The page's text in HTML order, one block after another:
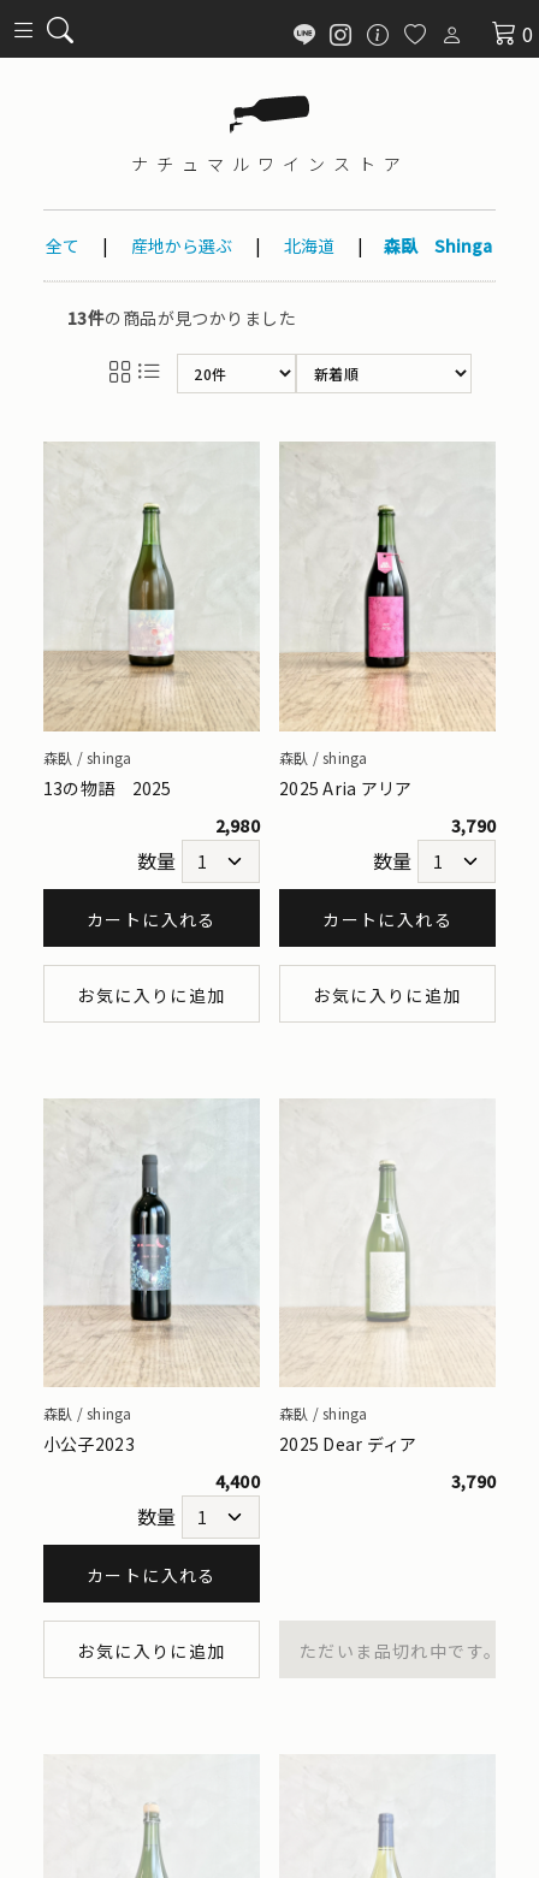
0
ナチュマル ワインストア
全て | 産地から選ぶ | 北海道 | 森臥 Shinga
13件の商品が見つかりました
森臥 / shinga
13の物語 2025
2,980
数量
カートに入れる
お気に入りに追加
森臥 / shinga
2025 Aria アリア
3,790
数量
カートに入れる
お気に入りに追加
森臥 / shinga
小公子2023
4,400
数量
カートに入れる
お気に入りに追加
森臥 / shinga
2025 Dear ディア
3,790
ただいま品切れ中です。